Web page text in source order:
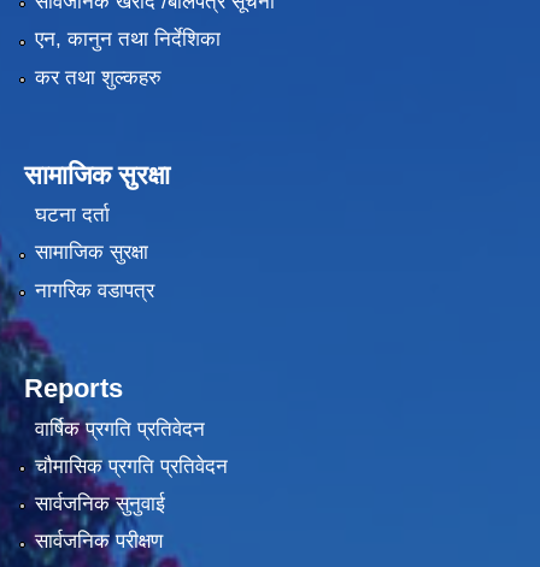
एन, कानुन तथा निर्देशिका
कर तथा शुल्कहरु
सामाजिक सुरक्षा
घटना दर्ता
सामाजिक सुरक्षा
नागरिक वडापत्र
Reports
वार्षिक प्रगति प्रतिवेदन
चौमासिक प्रगति प्रतिवेदन
सार्वजनिक सुनुवाई
सार्वजनिक परीक्षण